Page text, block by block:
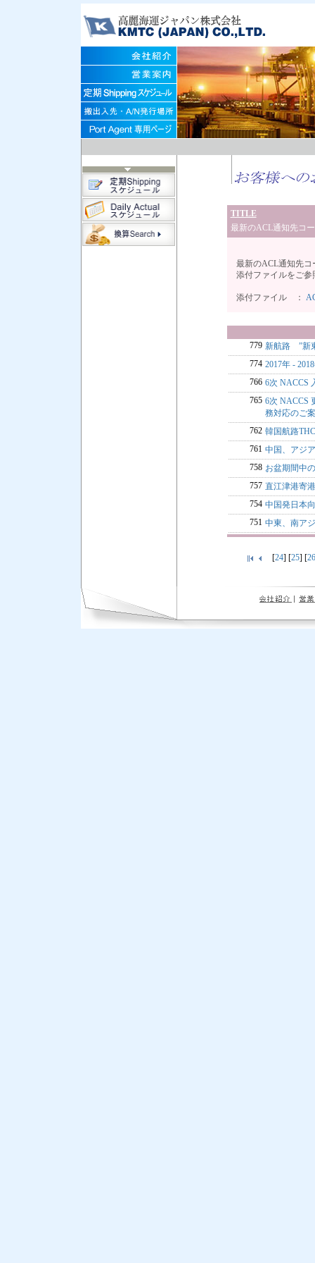
TITLE
最新のACL通知先コ
最新のACL通知先
添付ファイルをご参
添付ファイル ：
779 新航路 ”新
774 2017年 -
766 6次 NACCS
765 6次 NACCS
務対応のご
762 韓国航路
761 中国、アジ
758 お盆期間中
757 直江津港寄
754 中国発日本
751 中東、南ア
[24] [25] [26